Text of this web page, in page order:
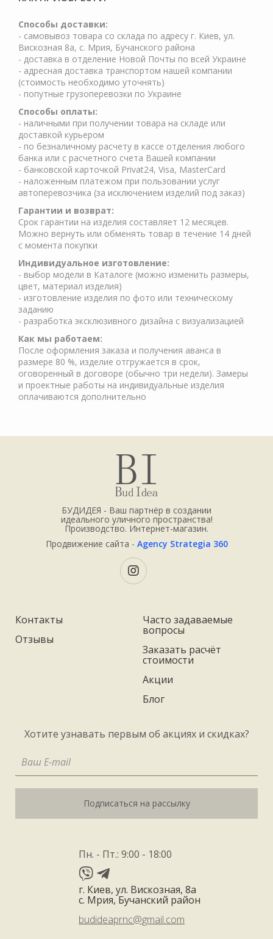
Cпособы доставки:
- самовывоз товара со склада по адресу г. Киев, ул.
Вискозная 8а, с. Мрия, Бучанского района
- доставка в отделение Новой Почты по всей Украине
- адресная доставка транспортом нашей компании
(стоимость необходимо уточнять)
- попутные грузоперевозки по Украине
Способы оплаты:
- наличными при получении товара на складе или
доставкой курьером
- по безналичному расчету в кассе отделения любого
банка или с расчетного счета Вашей компании
- банковской карточкой Privat24, Visa, MasterCard
- наложенным платежом при пользовании услуг
автоперевозчика (за исключением изделий под заказ)
Гарантии и возврат:
Срок гарантии на изделия составляет 12 месяцев.
Можно вернуть или обменять товар в течение 14 дней
с момента покупки
Индивидуальное изготовление:
- выбор модели в Каталоге (можно изменить размеры,
цвет, материал изделия)
- изготовление изделия по фото или техническому
заданию
- разработка эксклюзивного дизайна с визуализацией
Как мы работаем:
После оформления заказа и получения аванса в
размере 80 %, изделие отгружается в срок,
оговоренный в договоре (обычно три недели). Замеры
и проектные работы на индивидуальные изделия
оплачиваются дополнительно
БУДИДЕЯ - Ваш партнёр в создании
идеального уличного пространства!
Производство. Интернет-магазин.
Продвижение сайта - Agency Strategia 360
Контакты
Отзывы
Часто задаваемые
вопросы
Заказать расчёт
стоимости
Акции
Блог
Хотите узнавать первым об акциях и скидках?
Подписаться на рассылку
Пн. - Пт.: 9:00 - 18:00
г. Киев, ул. Вискозная, 8а
с. Мрия, Бучанский район
budideaprnc@gmail.com